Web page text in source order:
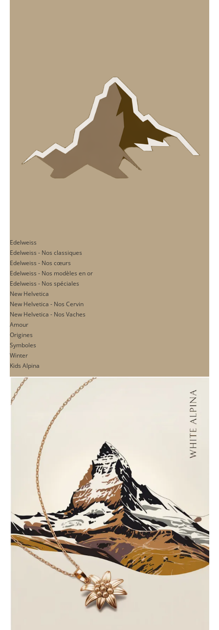
Edelweiss
Edelweiss - Nos classiques
Edelweiss - Nos cœurs
Edelweiss - Nos modèles en or
Edelweiss - Nos spéciales
New Helvetica
New Helvetica - Nos Cervin
New Helvetica - Nos Vaches
Amour
Origines
Symboles
Winter
Kids Alpina